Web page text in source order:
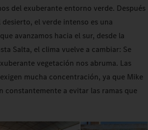
del exuberante entorno verde. Después
desierto, el verde intenso es una
avanzamos hacia el sur, desde la
Salta, el clima vuelve a cambiar: Se
vegetación nos abruma. Las
mucha concentración, ya que Mike
constantemente a evitar las ramas que